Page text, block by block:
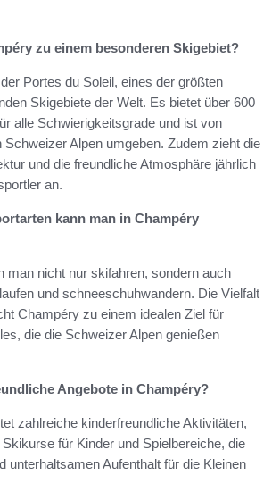
zu einem besonderen Skigebiet?
Portes du Soleil, eines der größten
Skigebiete der Welt. Es bietet über 600
alle Schwierigkeitsgrade und ist von
Schweizer Alpen umgeben. Zudem zieht die
und die freundliche Atmosphäre jährlich
an.
kann man in Champéry
man nicht nur skifahren, sondern auch
und schneeschuhwandern. Die Vielfalt
Champéry zu einem idealen Ziel für
die die Schweizer Alpen genießen
Angebote in Champéry?
zahlreiche kinderfreundliche Aktivitäten,
für Kinder und Spielbereiche, die
unterhaltsamen Aufenthalt für die Kleinen